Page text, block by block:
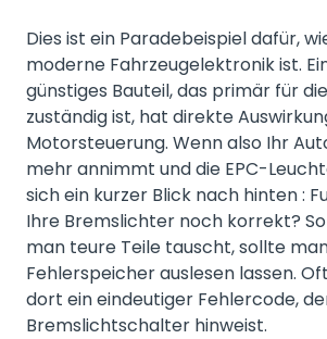
Dies ist ein Paradebeispiel dafür,
moderne Fahrzeugelektronik ist.
günstiges Bauteil, das primär für
zuständig ist, hat direkte
Motorsteuerung. Wenn also Ihr
mehr annimmt und die EPC-
sich ein kurzer Blick nach hinten :
Ihre Bremslichter noch korrekt?
man teure Teile tauscht, sollte
Fehlerspeicher auslesen lassen.
dort ein eindeutiger Fehlercode,
Bremslichtschalter hinweist.